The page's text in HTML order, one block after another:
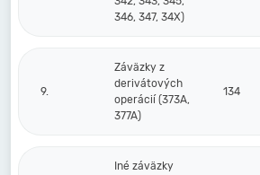
346, 347, 34X)
9.
Záväzky z
derivátových
operácií (373A,
377A)
134
Iné záväzky